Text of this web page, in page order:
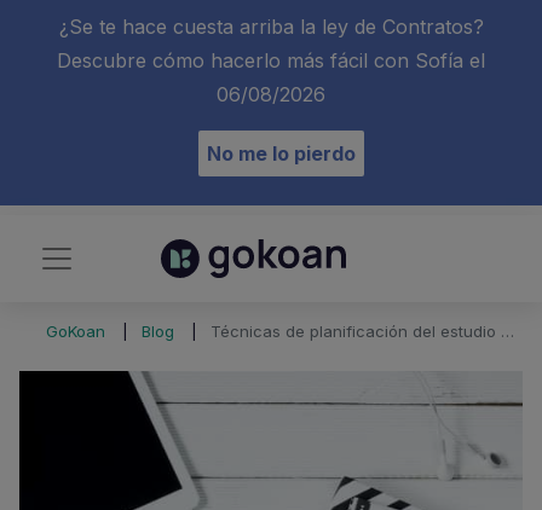
¿Se te hace cuesta arriba la ley de Contratos?
Descubre cómo hacerlo más fácil con Sofía el
06/08/2026
No me lo pierdo
GoKoan Blog Técnicas de planificación del estudio de oposiciones